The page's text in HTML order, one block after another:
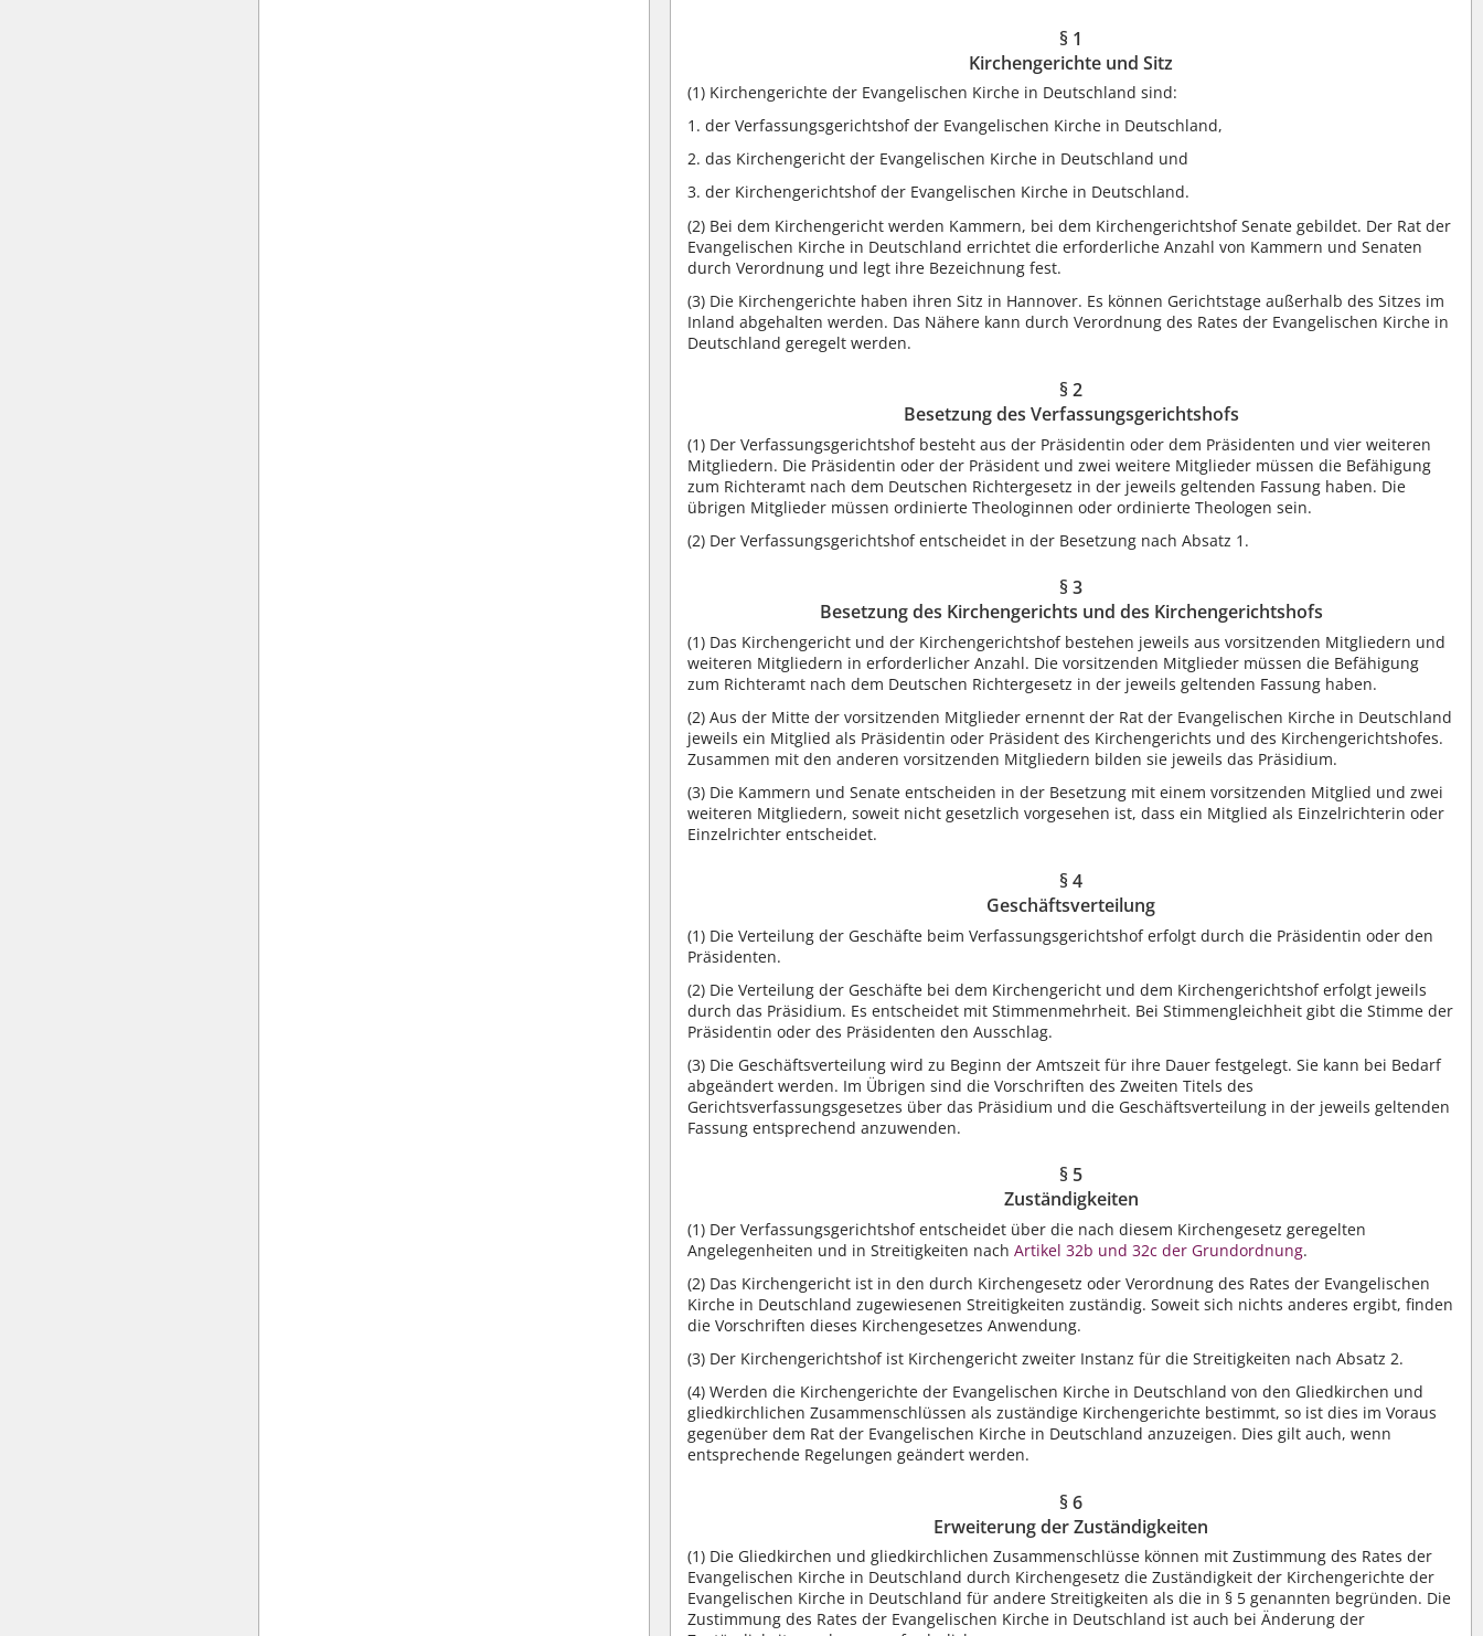
§ 1
Kirchengerichte und Sitz
(1) Kirchengerichte der Evangelischen Kirche in Deutschland sind:
1. der Verfassungsgerichtshof der Evangelischen Kirche in Deutschland,
2. das Kirchengericht der Evangelischen Kirche in Deutschland und
3. der Kirchengerichtshof der Evangelischen Kirche in Deutschland.
(2) Bei dem Kirchengericht werden Kammern, bei dem Kirchengerichtshof Senate gebildet. Der Rat der
Evangelischen Kirche in Deutschland errichtet die erforderliche Anzahl von Kammern und Senaten
durch Verordnung und legt ihre Bezeichnung fest.
(3) Die Kirchengerichte haben ihren Sitz in Hannover. Es können Gerichtstage außerhalb des Sitzes im
Inland abgehalten werden. Das Nähere kann durch Verordnung des Rates der Evangelischen Kirche in
Deutschland geregelt werden.
§ 2
Besetzung des Verfassungsgerichtshofs
(1) Der Verfassungsgerichtshof besteht aus der Präsidentin oder dem Präsidenten und vier weiteren
Mitgliedern. Die Präsidentin oder der Präsident und zwei weitere Mitglieder müssen die Befähigung
zum Richteramt nach dem Deutschen Richtergesetz in der jeweils geltenden Fassung haben. Die
übrigen Mitglieder müssen ordinierte Theologinnen oder ordinierte Theologen sein.
(2) Der Verfassungsgerichtshof entscheidet in der Besetzung nach Absatz 1.
§ 3
Besetzung des Kirchengerichts und des Kirchengerichtshofs
(1) Das Kirchengericht und der Kirchengerichtshof bestehen jeweils aus vorsitzenden Mitgliedern und
weiteren Mitgliedern in erforderlicher Anzahl. Die vorsitzenden Mitglieder müssen die Befähigung
zum Richteramt nach dem Deutschen Richtergesetz in der jeweils geltenden Fassung haben.
(2) Aus der Mitte der vorsitzenden Mitglieder ernennt der Rat der Evangelischen Kirche in Deutschland
jeweils ein Mitglied als Präsidentin oder Präsident des Kirchengerichts und des Kirchengerichtshofes.
Zusammen mit den anderen vorsitzenden Mitgliedern bilden sie jeweils das Präsidium.
(3) Die Kammern und Senate entscheiden in der Besetzung mit einem vorsitzenden Mitglied und zwei
weiteren Mitgliedern, soweit nicht gesetzlich vorgesehen ist, dass ein Mitglied als Einzelrichterin oder
Einzelrichter entscheidet.
§ 4
Geschäftsverteilung
(1) Die Verteilung der Geschäfte beim Verfassungsgerichtshof erfolgt durch die Präsidentin oder den
Präsidenten.
(2) Die Verteilung der Geschäfte bei dem Kirchengericht und dem Kirchengerichtshof erfolgt jeweils
durch das Präsidium. Es entscheidet mit Stimmenmehrheit. Bei Stimmengleichheit gibt die Stimme der
Präsidentin oder des Präsidenten den Ausschlag.
(3) Die Geschäftsverteilung wird zu Beginn der Amtszeit für ihre Dauer festgelegt. Sie kann bei Bedarf
abgeändert werden. Im Übrigen sind die Vorschriften des Zweiten Titels des
Gerichtsverfassungsgesetzes über das Präsidium und die Geschäftsverteilung in der jeweils geltenden
Fassung entsprechend anzuwenden.
§ 5
Zuständigkeiten
(1) Der Verfassungsgerichtshof entscheidet über die nach diesem Kirchengesetz geregelten
Angelegenheiten und in Streitigkeiten nachArtikel 32b und 32c der Grundordnung.
(2) Das Kirchengericht ist in den durch Kirchengesetz oder Verordnung des Rates der Evangelischen
Kirche in Deutschland zugewiesenen Streitigkeiten zuständig. Soweit sich nichts anderes ergibt, finden
die Vorschriften dieses Kirchengesetzes Anwendung.
(3) Der Kirchengerichtshof ist Kirchengericht zweiter Instanz für die Streitigkeiten nach Absatz 2.
(4) Werden die Kirchengerichte der Evangelischen Kirche in Deutschland von den Gliedkirchen und
gliedkirchlichen Zusammenschlüssen als zuständige Kirchengerichte bestimmt, so ist dies im Voraus
gegenüber dem Rat der Evangelischen Kirche in Deutschland anzuzeigen. Dies gilt auch, wenn
entsprechende Regelungen geändert werden.
§ 6
Erweiterung der Zuständigkeiten
(1) Die Gliedkirchen und gliedkirchlichen Zusammenschlüsse können mit Zustimmung des Rates der
Evangelischen Kirche in Deutschland durch Kirchengesetz die Zuständigkeit der Kirchengerichte der
Evangelischen Kirche in Deutschland für andere Streitigkeiten als die in § 5 genannten begründen. Die
Zustimmung des Rates der Evangelischen Kirche in Deutschland ist auch bei Änderung der